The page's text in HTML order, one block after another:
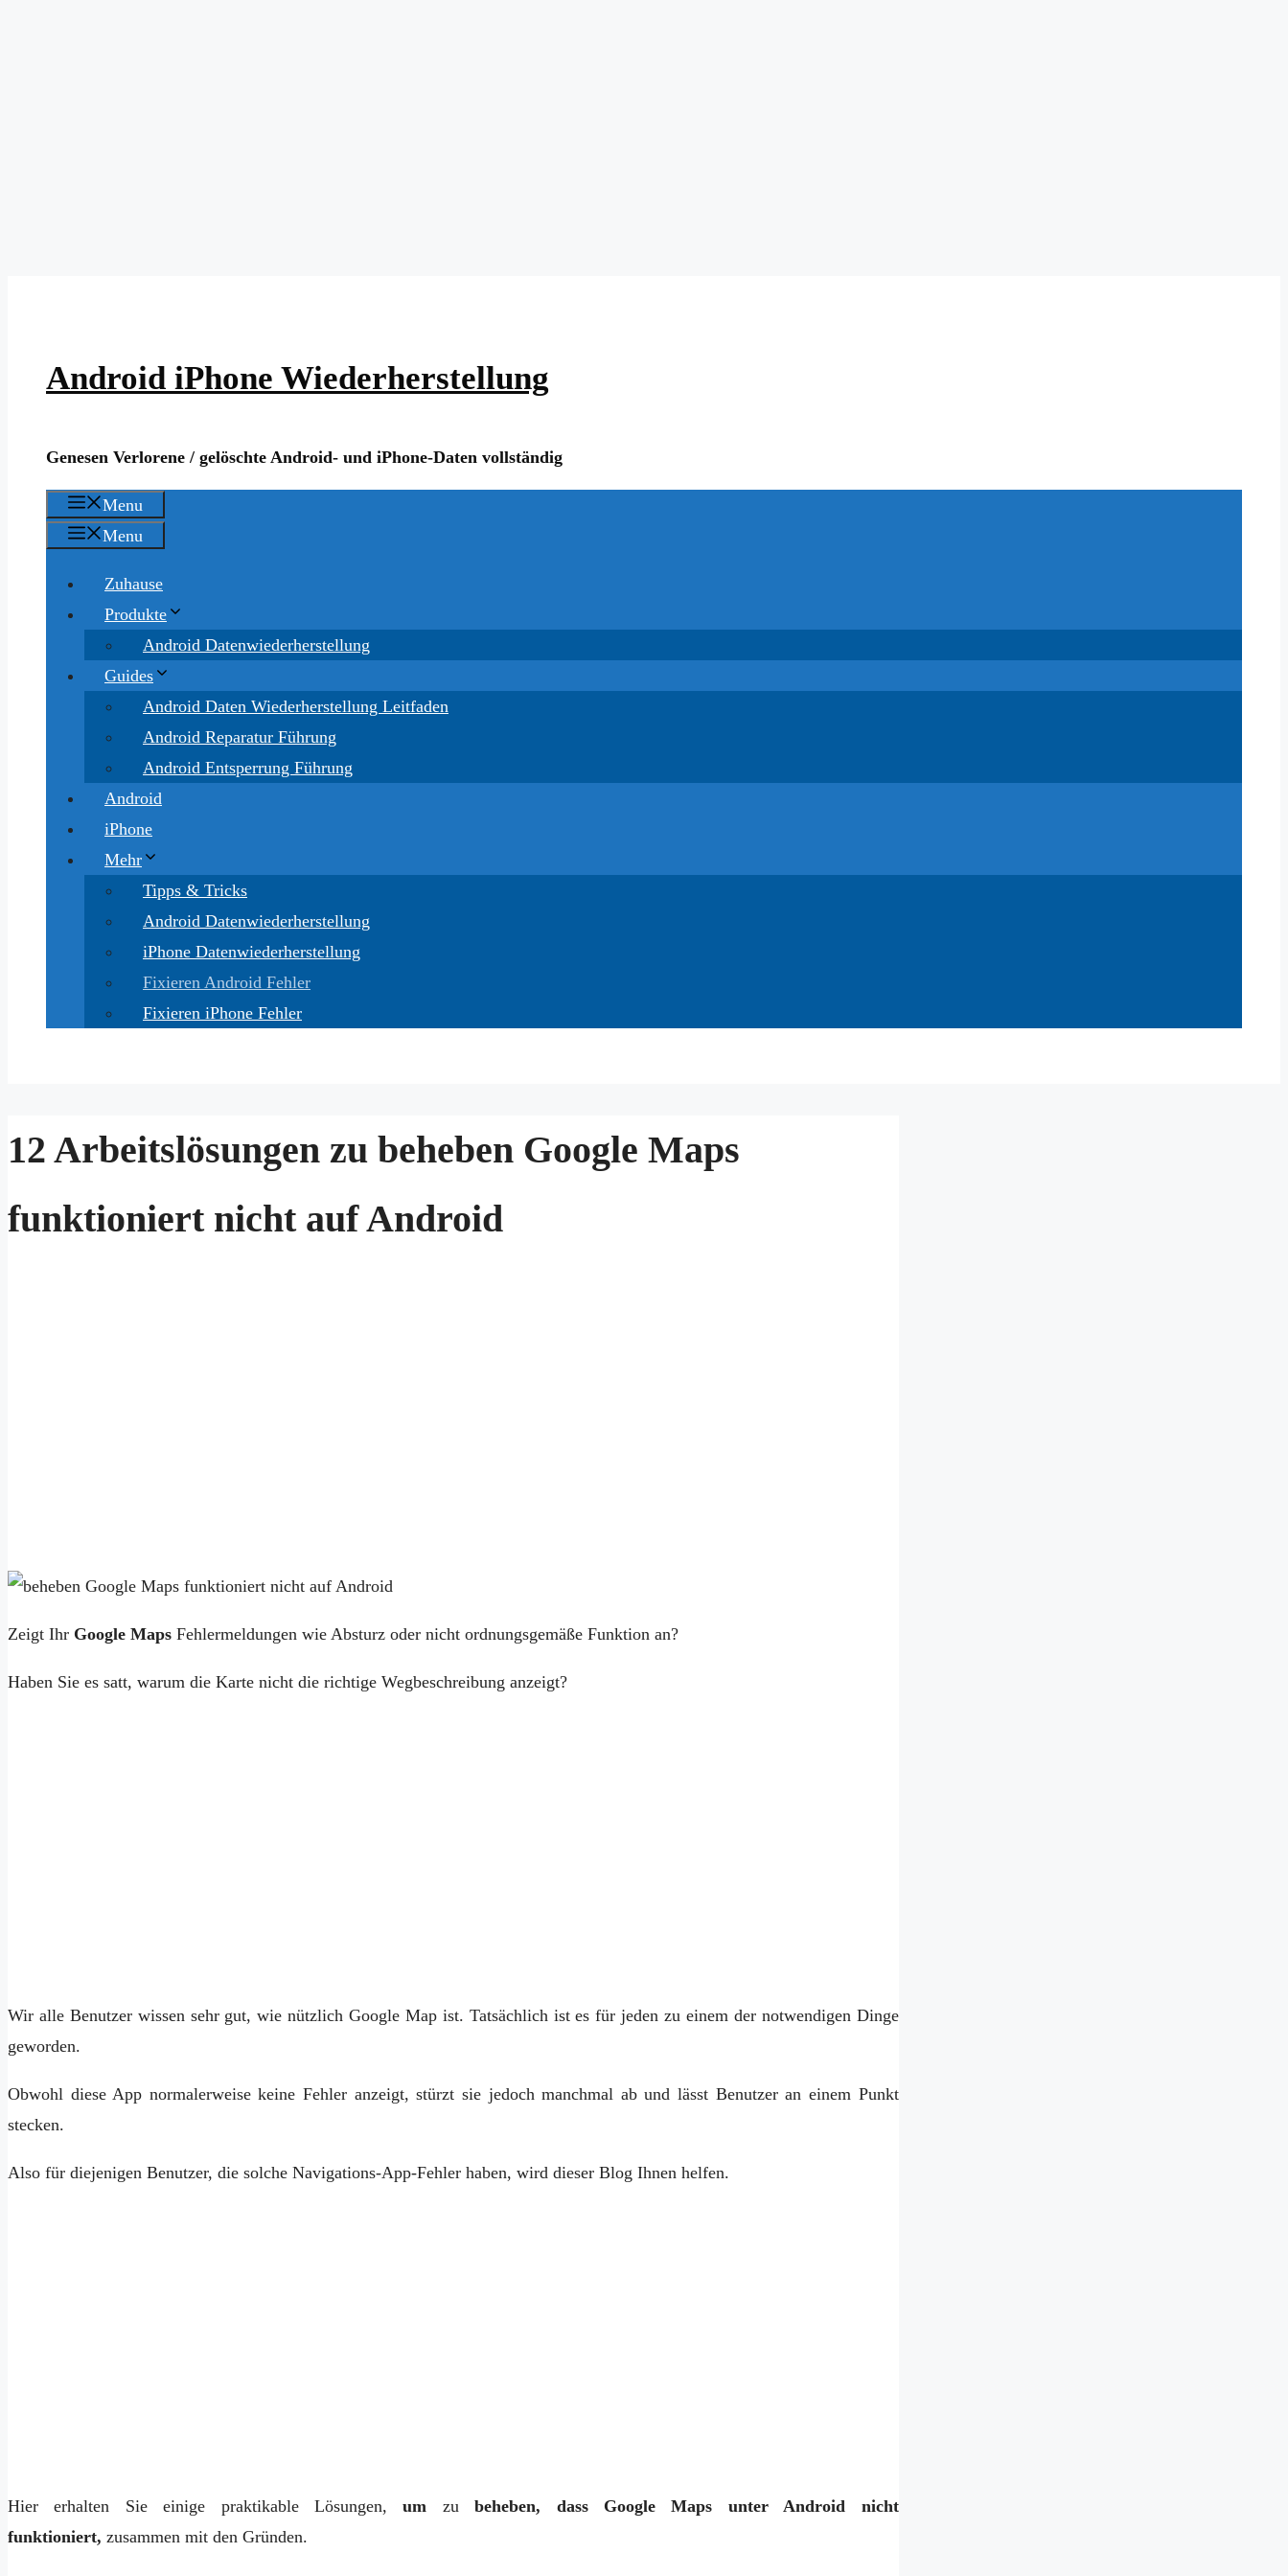
Android iPhone Wiederherstellung
Genesen Verlorene / gelöschte Android- und iPhone-Daten vollständig
Menu
Menu
Zuhause
Produkte
Android Datenwiederherstellung
Guides
Android Daten Wiederherstellung Leitfaden
Android Reparatur Führung
Android Entsperrung Führung
Android
iPhone
Mehr
Tipps & Tricks
Android Datenwiederherstellung
iPhone Datenwiederherstellung
Fixieren Android Fehler
Fixieren iPhone Fehler
12 Arbeitslösungen zu beheben Google Maps
funktioniert nicht auf Android
Zeigt Ihr Google Maps Fehlermeldungen wie Absturz oder nicht ordnungsgemäße Funktion an?
Haben Sie es satt, warum die Karte nicht die richtige Wegbeschreibung anzeigt?
Wir alle Benutzer wissen sehr gut, wie nützlich Google Map ist. Tatsächlich ist es für jeden zu einem der notwendigen Dinge
geworden.
Obwohl diese App normalerweise keine Fehler anzeigt, stürzt sie jedoch manchmal ab und lässt Benutzer an einem Punkt
stecken.
Also für diejenigen Benutzer, die solche Navigations-App-Fehler haben, wird dieser Blog Ihnen helfen.
Hier erhalten Sie einige praktikable Lösungen,um zubeheben, dass Google Maps unter Android nicht
funktioniert, zusammen mit den Gründen.